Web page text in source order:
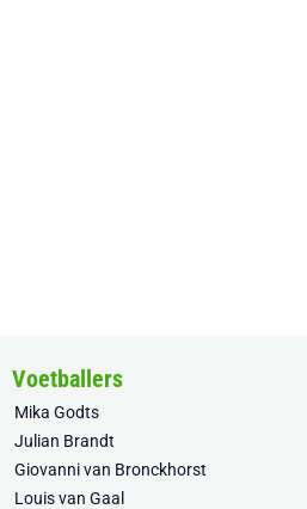
Voetballers
Mika Godts
Julian Brandt
Giovanni van Bronckhorst
Louis van Gaal